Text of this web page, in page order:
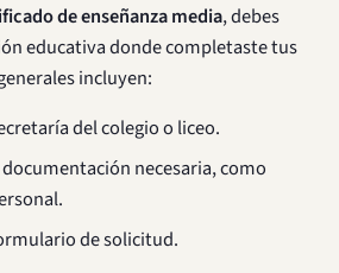
de enseñanza media, debes
educativa donde completaste tus
incluyen:
del colegio o liceo.
necesaria, como
de solicitud.